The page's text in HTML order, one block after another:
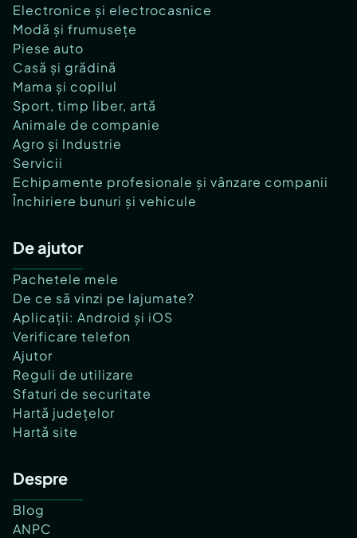
Electronice și electrocasnice
Modă și frumusețe
Piese auto
Casă și grădină
Mama și copilul
Sport, timp liber, artă
Animale de companie
Agro și Industrie
Servicii
Echipamente profesionale și vânzare companii
Închiriere bunuri și vehicule
De ajutor
Pachetele mele
De ce să vinzi pe lajumate?
Aplicații: Android și iOS
Verificare telefon
Ajutor
Reguli de utilizare
Sfaturi de securitate
Hartă județelor
Hartă site
Despre
Blog
ANPC